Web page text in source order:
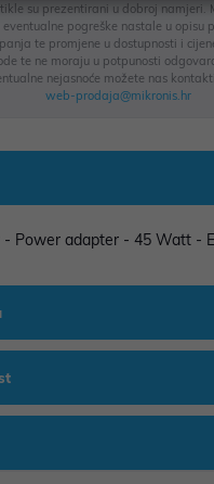
su prezentirani u dobroj namjeri.
pogreške nastale u opisu
te promjene u dostupnosti i
te ne moraju u potpunosti
nejasnoće možete nas
web-prodaja@mikronis.hr
- Power adapter - 45 Watt -